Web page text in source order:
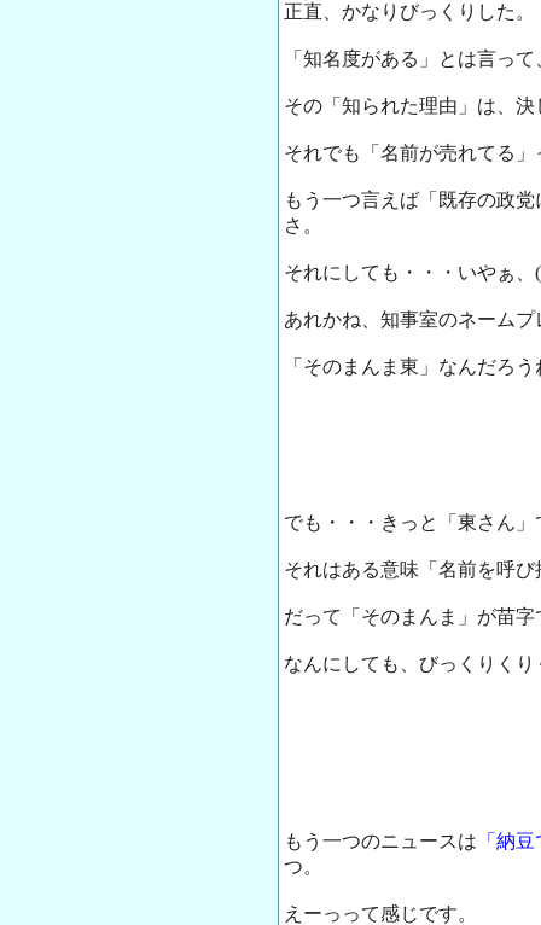
正直、かなりびっくりした。
「知名度がある」とは言って
その「知られた理由」は、
それでも「名前が売れてる
もう一つ言えば「既存の政
さ。
それにしても・・・いやぁ
あれかね、知事室のネーム
「そのまんま東」なんだろ
でも・・・きっと「東さん
それはある意味「名前を呼
だって「そのまんま」が苗
なんにしても、びっくりく
もう一つのニュースは 「納
つ。
えーっって感じです。